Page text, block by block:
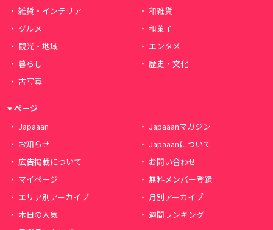
雑貨・インテリア
和雑貨
グルメ
和菓子
観光・地域
エンタメ
暮らし
歴史・文化
古写真
ページ
Japaaan
Japaaanマガジン
お知らせ
Japaaanについて
広告掲載について
お問い合わせ
マイページ
無料メンバー登録
エリア別アーカイブ
月別アーカイブ
本日の人気
週間ランキング